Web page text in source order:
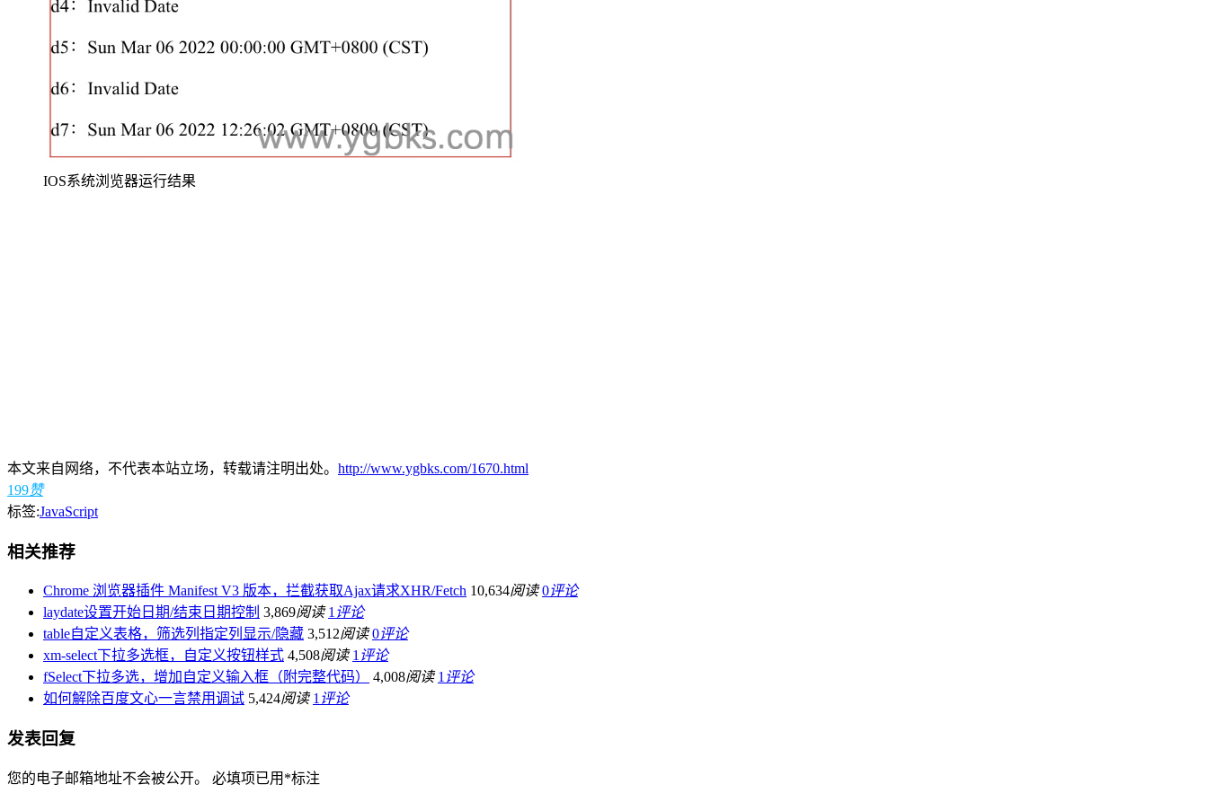
IOS系统浏览器运行结果
本文来自网络，不代表本站立场，转载请注明出处。 http://www.ygbks.com/1670.html
199赞
标签:JavaScript
相关推荐
Chrome 浏览器插件 Manifest V3 版本，拦截获取Ajax请求XHR/Fetch 10,634阅读 0评论
laydate设置开始日期/结束日期控制 3,869阅读 1 评论
table自定义表格，筛选列指定列显示/隐藏 3,512阅读 0评论
xm-select下拉多选框，自定义按钮样式 4,508阅读 1 评论
fSelect下拉多选，增加自定义输入框（附完整代码）
4,008阅读 1 评论
如何解除百度文心一言禁用调试 5,424阅读 1 评论
发表回复
您的电子邮箱地址不会被公开。 必填项已用 *标注